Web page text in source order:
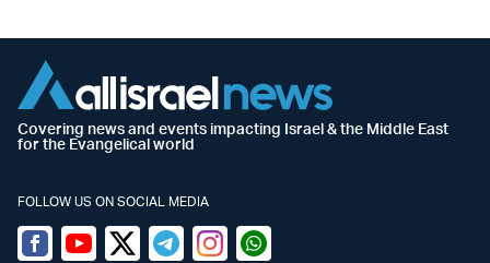
Covering news and events impacting Israel & the Middle East
for the Evangelical world
FOLLOW US ON SOCIAL MEDIA